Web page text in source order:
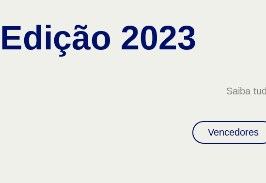
Edição 2023
Saiba
Vencedores